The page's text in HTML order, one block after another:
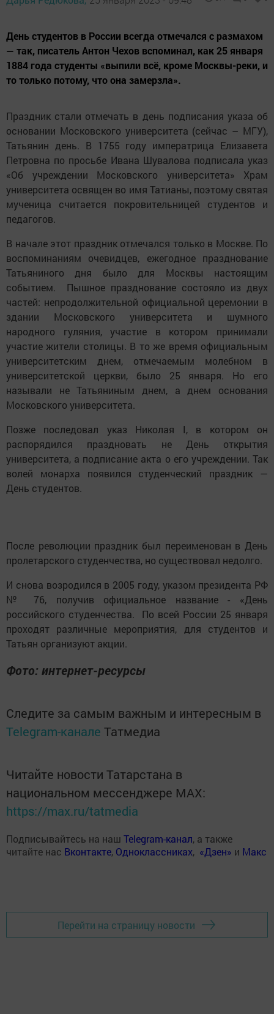
День студентов в России всегда отмечался с размахом
— так, писатель Антон Чехов вспоминал, как 25 января
1884 года студенты «выпили всё, кроме Москвы-реки, и
то только потому, что она замерзла».
Праздник стали отмечать в день подписания указа об
основании Московского университета (сейчас – МГУ),
Татьянин день. В 1755 году императрица Елизавета
Петровна по просьбе Ивана Шувалова подписала указ
«Об учреждении Московского университета» Храм
университета освящен во имя Татианы, поэтому святая
мученица считается покровительницей студентов и
педагогов.
В начале этот праздник отмечался только в Москве. По
воспоминаниям очевидцев, ежегодное празднование
Татьяниного дня было для Москвы настоящим
событием. Пышное празднование состояло из двух
частей: непродолжительной официальной церемонии в
здании Московского университета и шумного
народного гуляния, участие в котором принимали
участие жители столицы. В то же время официальным
университетским днем, отмечаемым молебном в
университетской церкви, было 25 января. Но его
называли не Татьяниным днем, а днем основания
Московского университета.
Позже последовал указ Николая I, в котором он
распорядился праздновать не День открытия
университета, а подписание акта о его учреждении. Так
волей монарха появился студенческий праздник —
День студентов.
После революции праздник был переименован в День
пролетарского студенчества, но существовал недолго.
И снова возродился в 2005 году, указом президента РФ
№ 76, получив официальное название - «День
российского студенчества. По всей России 25 января
проходят различные мероприятия, для студентов и
Татьян организуют акции.
Фото: интернет-ресурсы
Следите за самым важным и интересным в
Telegram-канале Татмедиа
Читайте новости Татарстана в
национальном мессенджере MАХ:
https://max.ru/tatmedia
Подписывайтесь на наш Telegram-канал, а также
читайте нас Вконтакте, Одноклассниках, «Дзен» и Макс
Перейти на страницу новости